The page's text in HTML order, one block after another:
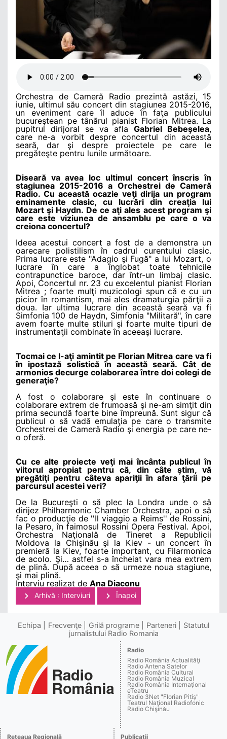
Orchestra de Cameră Radio prezintă astăzi, 15
iunie, ultimul său concert din stagiunea 2015-2016,
un eveniment care îl aduce în faţa publicului
bucureştean pe tânărul pianist Florian Mitrea. La
pupitrul dirijoral se va afla Gabriel Bebeşelea,
care ne-a vorbit despre concertul din această
seară, dar şi despre proiectele pe care le
pregăteşte pentru lunile următoare.
Diseară va avea loc ultimul concert înscris în
stagiunea 2015-2016 a Orchestrei de Cameră
Radio. Cu această ocazie veţi dirija un program
eminamente clasic, cu lucrări din creaţia lui
Mozart şi Haydn. De ce aţi ales acest program şi
care este viziunea de ansamblu pe care o va
creiona concertul?
Ideea acestui concert a fost de a demonstra un
oarecare polistilism în cadrul curentului clasic.
Prima lucrare este "Adagio şi Fugă" a lui Mozart, o
lucrare în care a înglobat toate tehnicile
contrapunctice baroce, dar într-un limbaj clasic.
Apoi, Concertul nr. 23 cu excelentul pianist Florian
Mitrea ; foarte mulţi muzicologi spun că e cu un
picior în romantism, mai ales dramaturgia părţii a
doua. Iar ultima lucrare din această seară va fi
Simfonia 100 de Haydn, Simfonia "Militară", în care
avem foarte multe stiluri şi foarte multe tipuri de
instrumentaţii combinate în aceeaşi lucrare.
Tocmai ce l-aţi amintit pe Florian Mitrea care va fi
în ipostază solistică în această seară. Cât de
armonios decurge colaborarea între doi colegi de
generaţie?
A fost o colaborare şi este în continuare o
colaborare extrem de frumoasă şi ne-am simţit din
prima secundă foarte bine împreună. Sunt sigur că
publicul o să vadă emulaţia pe care o transmite
Orchestrei de Cameră Radio şi energia pe care ne-
o oferă.
Cu ce alte proiecte veţi mai încânta publicul în
viitorul apropiat pentru că, din câte ştim, vă
pregătiţi pentru câteva apariţii în afara ţării pe
parcursul acestei veri?
De la Bucureşti o să plec la Londra unde o să
dirijez Philharmonic Chamber Orchestra, apoi o să
fac o producţie de ''Il viaggio a Reims'' de Rossini,
la Pesaro, în faimosul Rossini Opera Festival. Apoi,
Orchestra Naţională de Tineret a Republicii
Moldova la Chişinău şi la Kiev - un concert în
premieră la Kiev, foarte important, cu Filarmonica
de acolo. Şi… astfel s-a încheiat vara mea extrem
de plină. După aceea o să urmeze noua stagiune,
şi mai plină.
Interviu realizat de Ana Diaconu
Arhivă : Interviuri Înapoi
Echipa Frecvenţe Grilă programe Parteneri
Statutul
jurnalistului Radio Romania
Radio
Radio România Actualităţi
Radio Antena Satelor
Radio România Cultural
Radio România Muzical
Radio România Internaţional
eTeatru
Radio 3Net "Florian Pitiş"
Teatrul Naţional Radiofonic
Radio Chişinău
Reţeaua Regională Publicaţii